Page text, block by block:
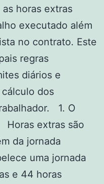
horas extras
executado além
no contrato. Este
regras
diários e
dos
1. O
Horas extras são
da jornada
uma jornada
e 44 horas